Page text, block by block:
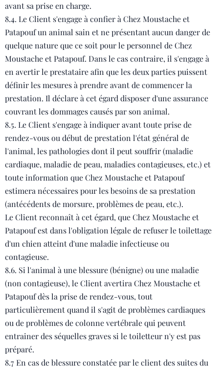
avant sa prise en charge.
8.4. Le Client s'engage à confier à Chez Moustache et
Patapouf un animal sain et ne présentant aucun danger de
quelque nature que ce soit pour le personnel de Chez
Moustache et Patapouf. Dans le cas contraire, il s'engage à
en avertir le prestataire afin que les deux parties puissent
définir les mesures à prendre avant de commencer la
prestation. Il déclare à cet égard disposer d'une assurance
couvrant les dommages causés par son animal.
8.5. Le Client s'engage à indiquer avant toute prise de
rendez-vous ou début de prestation l'état général de
l'animal, les pathologies dont il peut souffrir (maladie
cardiaque, maladie de peau, maladies contagieuses, etc.) et
toute information que Chez Moustache et Patapouf
estimera nécessaires pour les besoins de sa prestation
(antécédents de morsure, problèmes de peau, etc.).
Le Client reconnaît à cet égard, que Chez Moustache et
Patapouf est dans l'obligation légale de refuser le toilettage
d'un chien atteint d'une maladie infectieuse ou
contagieuse.
8.6. Si l'animal à une blessure (bénigne) ou une maladie
(non contagieuse), le Client avertira Chez Moustache et
Patapouf dès la prise de rendez-vous, tout
particulièrement quand il s'agit de problèmes cardiaques
ou de problèmes de colonne vertébrale qui peuvent
entrainer des séquelles graves si le toiletteur n'y est pas
préparé.
8.7 En cas de blessure constatée par le client des suites du